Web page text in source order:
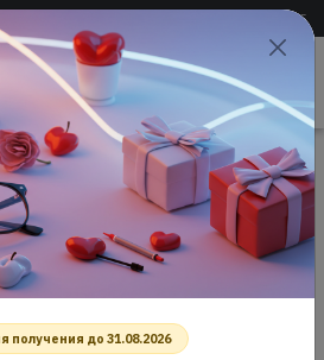
+7 (383) 288-54-55
Проверить
зрение
оптики
Оправы для очков
очков
807 ОПРАВА ДЛЯ
получения до 31.08.2026